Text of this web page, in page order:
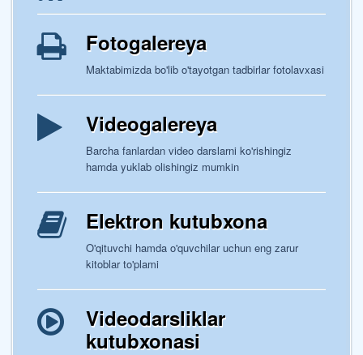
Fotogalereya
Maktabimizda bo'lib o'tayotgan tadbirlar fotolavxasi
Videogalereya
Barcha fanlardan video darslarni ko'rishingiz
hamda yuklab olishingiz mumkin
Elektron kutubxona
O'qituvchi hamda o'quvchilar uchun eng zarur
kitoblar to'plami
Videodarsliklar
kutubxonasi